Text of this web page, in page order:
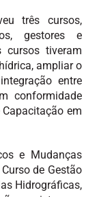
três cursos,
gestores e
cursos tiveram
ampliar o
entre
conformidade
em
e Mudanças
de Gestão
Hidrográficas,